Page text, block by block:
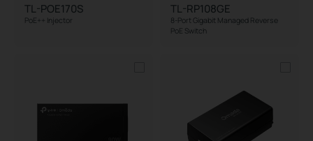
TL-POE170S
PoE++ Injector
TL-RP108GE
8-Port Gigabit Managed Reverse
PoE Switch